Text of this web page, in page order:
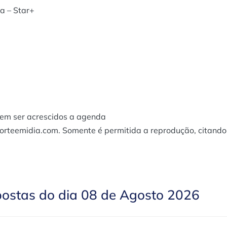
– Star+
ser acrescidos a agenda
Somente é permitida a reprodução, citando
do dia 08 de Agosto 2026